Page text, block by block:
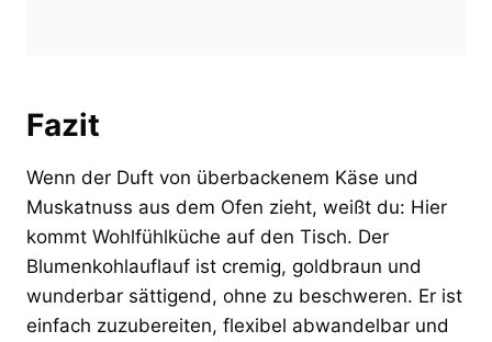
Fazit
Wenn der Duft von überbackenem Käse und
Muskatnuss aus dem Ofen zieht, weißt du: Hier
kommt Wohlfühlküche auf den Tisch. Der
Blumenkohlauflauf ist cremig, goldbraun und
wunderbar sättigend, ohne zu beschweren. Er ist
einfach zuzubereiten, flexibel abwandelbar und